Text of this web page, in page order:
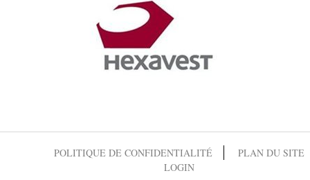
POLITIQUE DE CONFIDENTIALITÉ
PLAN DU SITE
LOGIN